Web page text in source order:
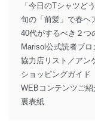
「今日のTシャツど
旬の「前髪」で春ヘ
40代がするべき２つ
Marisol公式読者ブロ
協力店リスト／アン
ショッピングガイド
WEBコンテンツご紹
裏表紙